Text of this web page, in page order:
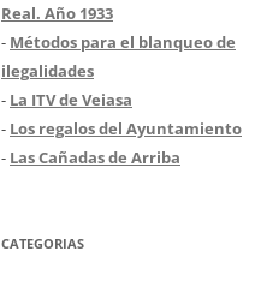
Real. Año 1933
- Métodos para el blanqueo de
ilegalidades
- La ITV de Veiasa
- Los regalos del Ayuntamiento
- Las Cañadas de Arriba
CATEGORIAS